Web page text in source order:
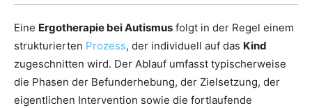
Eine Ergotherapie bei Autismus folgt in der Regel einem
strukturierten Prozess, der individuell auf das Kind
zugeschnitten wird. Der Ablauf umfasst typischerweise
die Phasen der Befunderhebung, der Zielsetzung, der
eigentlichen Intervention sowie die fortlaufende